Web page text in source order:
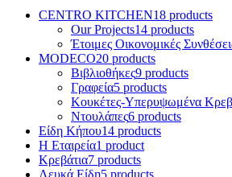
CENTRO KITCHEN18 products
Our Projects14 products
Έτοιμες Οικονομικές
MODECO20 products
Βιβλιοθήκες9 products
Γραφεία5 products
Κουκέτες-Υπερυψωμένα
Ντουλάπες6 products
Είδη Κήπου14 products
Η Εταιρεία1 product
Κρεβάτια7 products
Λευκά Είδη5 products